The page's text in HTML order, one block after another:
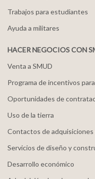
Trabajos para estudiantes
Ayuda a militares
HACER NEGOCIOS CON
Venta a SMUD
Programa de incentivos
Oportunidades de
Uso de la tierra
Contactos de adquisiciones
Servicios de diseño y
Desarrollo económico